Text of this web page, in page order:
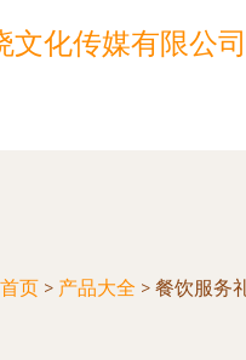
文化传媒有限公司
首页 > 产品大全 > 餐饮服务